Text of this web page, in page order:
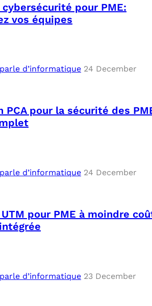
pour PME:
vos équipes
d’informatique 24 December
PCA pour la sécurité des
d’informatique 24 December
pour PME à moindre
d’informatique 23 December